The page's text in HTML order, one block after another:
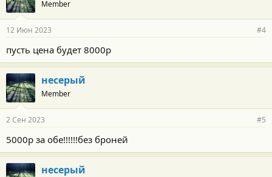
Member
12 Июн 2023 #4
пусть цена будет 8000р
несерый
Member
2 Сен 2023 #5
5000р за обе!!!!!!без броней
несерый